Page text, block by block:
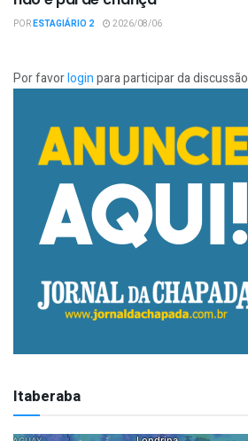
PORESTAGIÁRIO 2 2026/08/06
Por favorloginpara participar da discussão
Itaberaba